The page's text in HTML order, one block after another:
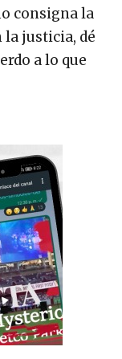
consigna la
la justicia, dé
a lo que